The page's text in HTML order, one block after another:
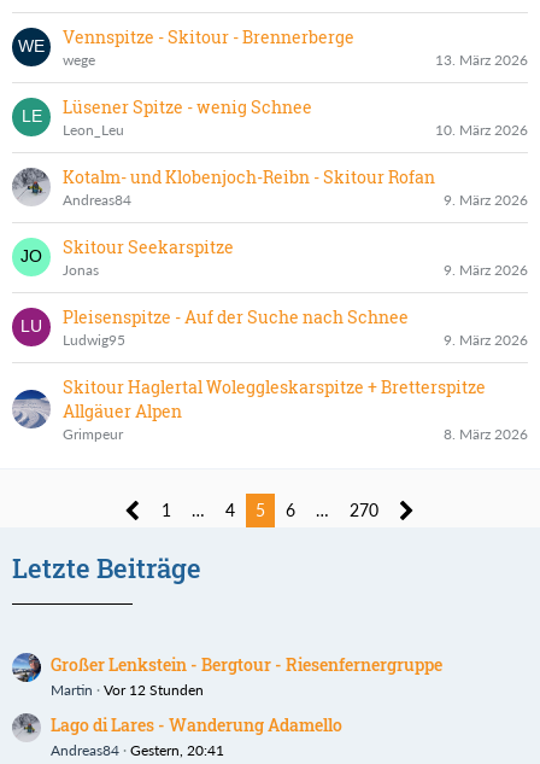
Vennspitze - Skitour - Brennerberge
wege 13. März 2026
Lüsener Spitze - wenig Schnee
Leon_Leu 10. März 2026
Kotalm- und Klobenjoch-Reibn - Skitour Rofan
Andreas84 9. März 2026
Skitour Seekarspitze
Jonas 9. März 2026
Pleisenspitze - Auf der Suche nach Schnee
Ludwig95 9. März 2026
Skitour Haglertal Woleggleskarspitze + Bretterspitze
Allgäuer Alpen
Grimpeur 8. März 2026
1 … 4 5 6 … 270
Letzte Beiträge
Großer Lenkstein - Bergtour - Riesenfernergruppe
Martin Vor 12 Stunden
Lago di Lares - Wanderung Adamello
Andreas84 Gestern, 20:41